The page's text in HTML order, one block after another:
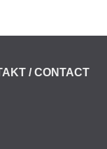
/ CONTACT